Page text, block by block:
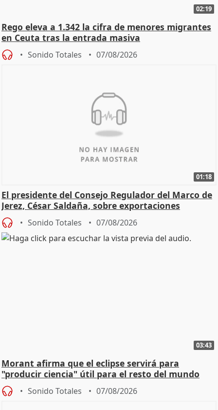
02:19
Rego eleva a 1.342 la cifra de menores migrantes
en Ceuta tras la entrada masiva
Sonido Totales 07/08/2026
01:18
El presidente del Consejo Regulador del Marco de
Jerez, César Saldaña, sobre exportaciones
Sonido Totales 07/08/2026
03:43
Morant afirma que el eclipse servirá para
"producir ciencia" útil para el resto del mundo
Sonido Totales 07/08/2026